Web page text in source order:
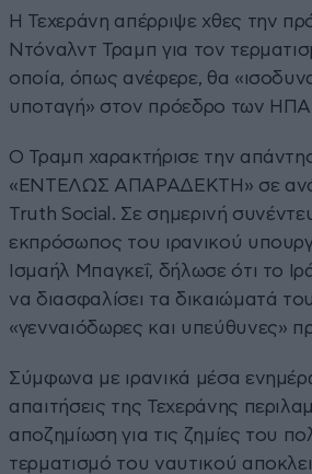
Η Τεχεράνη απέρριψε χθες την
Ντόναλντ Τραμπ για τον
οποία, όπως ανέφερε, θα
υποταγή» στον πρόεδρο των
Ο Τραμπ χαρακτήρισε την
«ΕΝΤΕΛΩΣ ΑΠΑΡΑΔΕΚΤΗ» σε
Truth Social. Σε σημερινή
εκπρόσωπος του ιρανικού
Ισμαήλ Μπαγκεΐ, δήλωσε ότι το
να διασφαλίσει τα δικαιώματά
«γενναιόδωρες και υπεύθυνες»
Σύμφωνα με ιρανικά μέσα
απαιτήσεις της Τεχεράνης
αποζημίωση για τις ζημίες του
τερματισμό του ναυτικού